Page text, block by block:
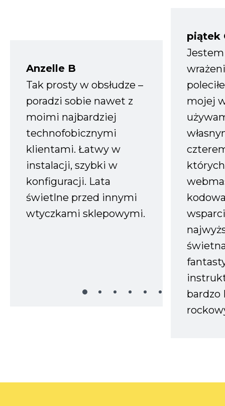
Anzelle B
Tak prosty w obsłudze –
poradzi sobie nawet z
moimi najbardziej
technofobicznymi
klientami. Łatwy w
instalacji, szybki w
konfiguracji. Lata
świetlne przed innymi
wtyczkami sklepowymi.
piątek
mojej
bardzo